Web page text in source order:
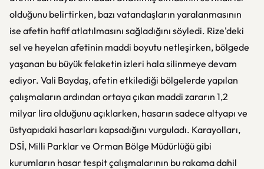
olduğunu belirtirken, bazı vatandaşların yaralanmasının
ise afetin hafif atlatılmasını sağladığını söyledi. Rize'deki
sel ve heyelan afetinin maddi boyutu netleşirken, bölgede
yaşanan bu büyük felaketin izleri hala silinmeye devam
ediyor. Vali Baydaş, afetin etkilediği bölgelerde yapılan
çalışmaların ardından ortaya çıkan maddi zararın 1,2
milyar lira olduğunu açıklarken, hasarın sadece altyapı ve
üstyapıdaki hasarları kapsadığını vurguladı. Karayolları,
DSİ, Milli Parklar ve Orman Bölge Müdürlüğü gibi
kurumların hasar tespit çalışmalarının bu rakama dahil